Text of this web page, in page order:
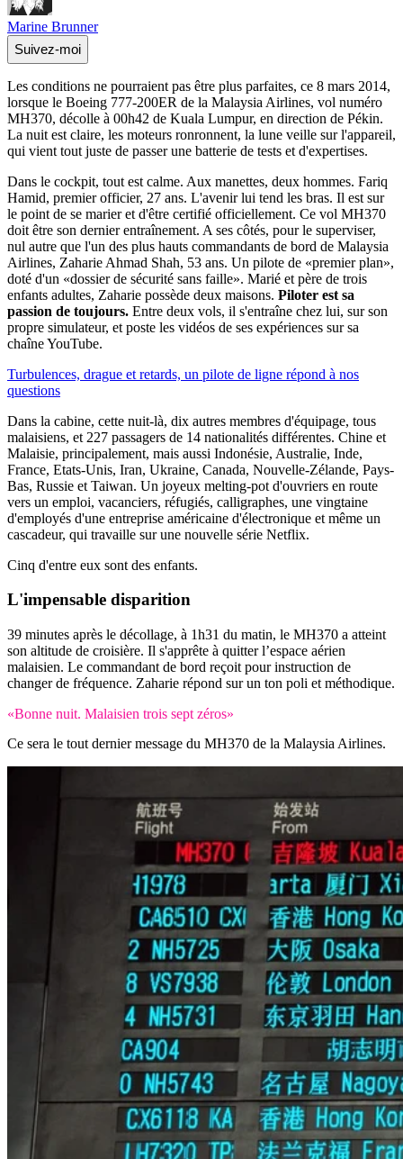
Marine Brunner
Suivez-moi
Les conditions ne pourraient pas être plus parfaites, ce 8 mars 2014,
lorsque le Boeing 777-200ER de la Malaysia Airlines, vol numéro
MH370, décolle à 00h42 de Kuala Lumpur, en direction de Pékin.
La nuit est claire, les moteurs ronronnent, la lune veille sur l'appareil,
qui vient tout juste de passer une batterie de tests et d'expertises.
Dans le cockpit, tout est calme. Aux manettes, deux hommes. Fariq
Hamid, premier officier, 27 ans. L'avenir lui tend les bras. Il est sur
le point de se marier et d'être certifié officiellement. Ce vol MH370
doit être son dernier entraînement. A ses côtés, pour le superviser,
nul autre que l'un des plus hauts commandants de bord de Malaysia
Airlines, Zaharie Ahmad Shah, 53 ans. Un pilote de «premier plan»,
doté d'un «dossier de sécurité sans faille». Marié et père de trois
enfants adultes, Zaharie possède deux maisons. Piloter est sa
passion de toujours. Entre deux vols, il s'entraîne chez lui, sur son
propre simulateur, et poste les vidéos de ses expériences sur sa
chaîne YouTube.
Turbulences, drague et retards, un pilote de ligne répond à nos
questions
Dans la cabine, cette nuit-là, dix autres membres d'équipage, tous
malaisiens, et 227 passagers de 14 nationalités différentes. Chine et
Malaisie, principalement, mais aussi Indonésie, Australie, Inde,
France, Etats-Unis, Iran, Ukraine, Canada, Nouvelle-Zélande, Pays-
Bas, Russie et Taiwan. Un joyeux melting-pot d'ouvriers en route
vers un emploi, vacanciers, réfugiés, calligraphes, une vingtaine
d'employés d'une entreprise américaine d'électronique et même un
cascadeur, qui travaille sur une nouvelle série Netflix.
Cinq d'entre eux sont des enfants.
L'impensable disparition
39 minutes après le décollage, à 1h31 du matin, le MH370 a atteint
son altitude de croisière. Il s'apprête à quitter l’espace aérien
malaisien. Le commandant de bord reçoit pour instruction de
changer de fréquence. Zaharie répond sur un ton poli et méthodique.
«Bonne nuit. Malaisien trois sept zéros»
Ce sera le tout dernier message du MH370 de la Malaysia Airlines.